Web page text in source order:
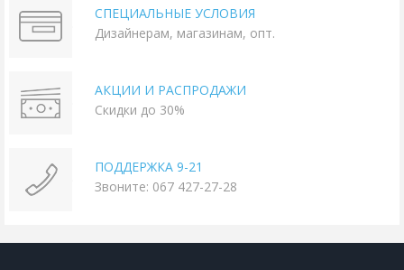
СПЕЦИАЛЬНЫЕ УСЛОВИЯ
Дизайнерам, магазинам, опт.
АКЦИИ И РАСПРОДАЖИ
Скидки до 30%
ПОДДЕРЖКА 9-21
Звоните: 067 427-27-28